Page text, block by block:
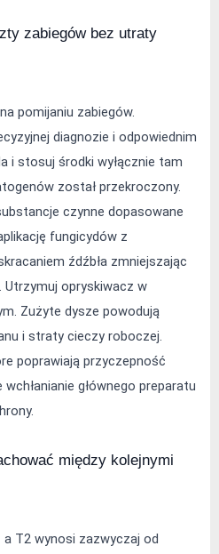
zabiegów bez utraty
pomijaniu zabiegów.
diagnozie i odpowiednim
i stosuj środki wyłącznie tam
został przekroczony.
czynne dopasowane
fungicydów z
źdźbła zmniejszając
Utrzymuj opryskiwacz w
Zużyte dysze powodują
i straty cieczy roboczej.
poprawiają przyczepność
głównego preparatu
między kolejnymi
T2 wynosi zazwyczaj od